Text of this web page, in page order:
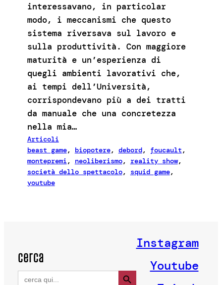
interessavano, in particolar
modo, i meccanismi che questo
sistema riversava sul lavoro e
sulla produttività. Con maggiore
maturità e un’esperienza di
quegli ambienti lavorativi che,
ai tempi dell’Università,
corrispondevano più a dei tratti
da manuale che una concretezza
nella mia…
Articoli
beast game, biopotere, debord, foucault
montepremi, neoliberismo, reality show
società dello spettacolo, squid game
youtube
cerca
Search
for:
Search Button
Instagram
Youtube